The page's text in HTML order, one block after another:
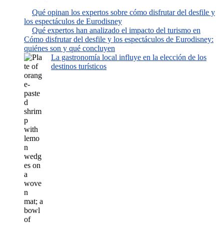
Qué opinan los expertos sobre cómo disfrutar del desfile y
los espectáculos de Eurodisney
Qué expertos han analizado el impacto del turismo en
Cómo disfrutar del desfile y los espectáculos de Eurodisney:
quiénes son y qué concluyen
La gastronomía local influye en la elección de los
destinos turísticos